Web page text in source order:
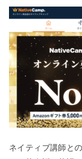
ネイティブ講師と